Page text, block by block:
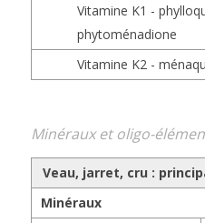
Vitamine K1 -
phytoménadione
Vitamine K2 -
Minéraux et oligo-
Veau, jarret, cru :
Minéraux